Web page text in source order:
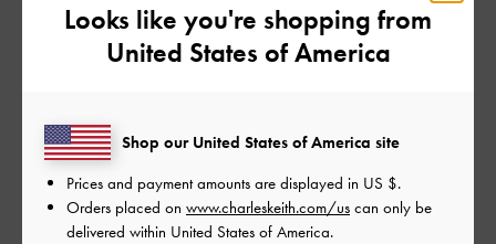
デザイン
とてもよかった
よかった
もっと見る
Looks like you're shopping from
United States of America
Shop our United States of America site
Prices and payment amounts are displayed in US $.
Orders placed on www.charleskeith.com/us can only be
delivered within United States of America.